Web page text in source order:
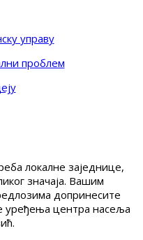
управу
проблем
локалне заједнице,
значаја. Вашим
допринесите
уређења центра насеља